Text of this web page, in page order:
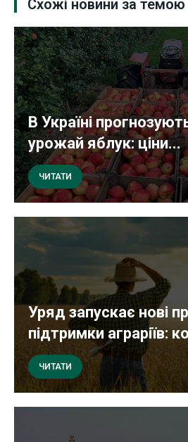
Схожі новини за темою
В Україні
урожай яблук: ціни...
ЧИТАТИ
Уряд запускає нові
підтримки аграріїв:
ЧИТАТИ